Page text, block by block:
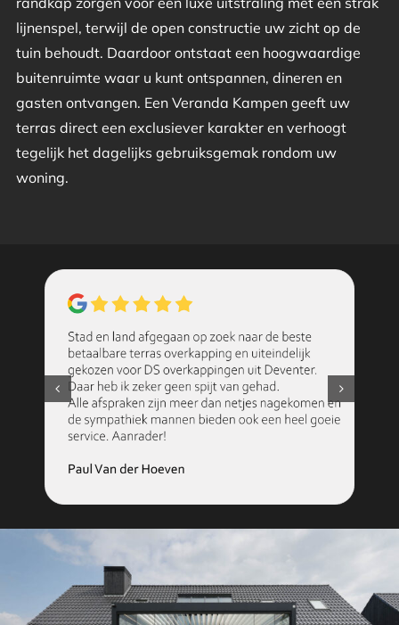
lijnenspel, terwijl de open constructie uw zicht op de
tuin behoudt. Daardoor ontstaat een hoogwaardige
buitenruimte waar u kunt ontspannen, dineren en
gasten ontvangen. Een Veranda Kampen geeft uw
terras direct een exclusiever karakter en verhoogt
tegelijk het dagelijks gebruiksgemak rondom uw
woning.